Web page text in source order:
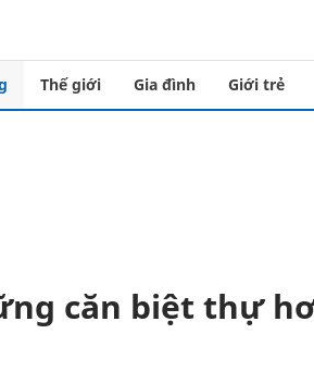
Thế giới Gia đình Giới trẻ
căn biệt thự